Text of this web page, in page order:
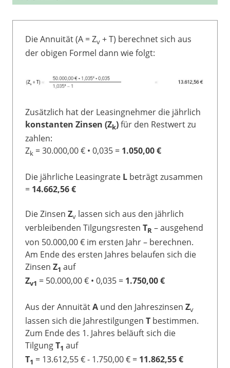
Die Annuität (A = Zv + T) berechnet sich aus
der obigen Formel dann wie folgt:
Zusätzlich hat der Leasingnehmer die jährlich
konstanten Zinsen (Zk)für den Restwert zu
zahlen:
Zk = 30.000,00 € • 0,035 = 1.050,00 €
Die jährliche Leasingrate L beträgt zusammen
= 14.662,56 €
Die Zinsen Zv lassen sich aus den jährlich
verbleibenden Tilgungsresten TR – ausgehend
von 50.000,00 € im ersten Jahr – berechnen.
Am Ende des ersten Jahres belaufen sich die
Zinsen Z1 auf
Zv1 = 50.000,00 € • 0,035 = 1.750,00 €
Aus der AnnuitätA und den Jahreszinsen Zv
lassen sich die Jahrestilgungen T bestimmen.
Zum Ende des 1. Jahres beläuft sich die
TilgungT1 auf
T1 = 13.612,55 € - 1.750,00 € = 11.862,55 €